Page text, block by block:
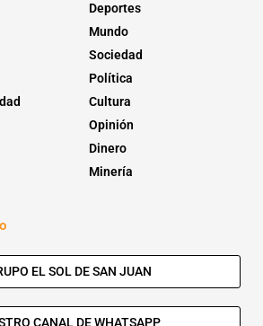
Deportes
Mundo
Sociedad
Política
Cultura
Opinión
Dinero
Minería
EL SOL DE SAN JUAN
CANAL DE WHATSAPP